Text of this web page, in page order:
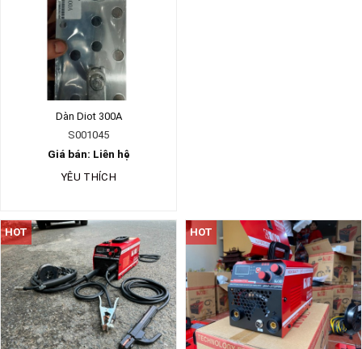
Dàn Diot 300A
S001045
Giá bán: Liên hệ
YÊU THÍCH
HOT HOT